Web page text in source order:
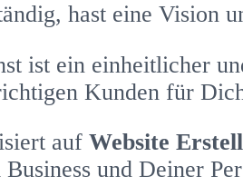
hast eine Vision
ist ein einheitlicher
Kunden für
auf Website
und Deiner